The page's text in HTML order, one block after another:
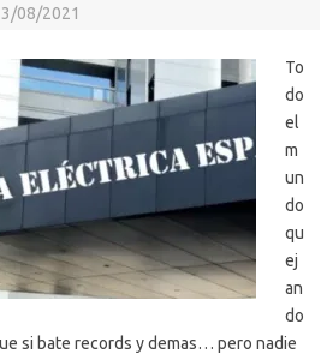
08/2021
To
do
el
m
un
do
qu
ej
an
do
si bate records y demas… pero nadie